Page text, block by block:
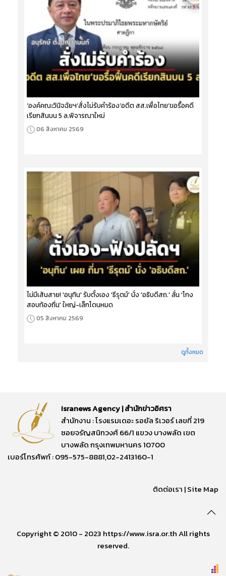
‘องค์คณะวินิจฉัยฯ’สั่งไม่รับคำร้อง‘อดีต สส.เพื่อไทย’ขอรื้อคดี
เรียกสินบน 5 ล.พิจารณาใหม่
06 สิงหาคม 2569
ไม่มีเส้นสาย! 'อนุทิน' รับตั้งเอง 'ธีรุตม์' นั่ง 'อธิบดีสถ.' ลั่น 'โกง
สอบท้องถิ่น' ใหญ่-เล็กโดนหมด
05 สิงหาคม 2569
ดูทั้งหมด
Isranews Agency | สำนักข่าวอิศรา
สำนักงาน : โรงแรมเดอะ รอยัล ริเวอร์ เลขที่ 219
ซอยจรัญสนิทวงศ์ 66/1 แขวง บางพลัด เขต
บางพลัด กรุงเทพมหานคร 10700
เบอร์โทรศัพท์ : 095-575-8881,02-2413160-1
ติดต่อเรา |Site Map
Copyright © 2010 - 2023 https://www.isra.or.th All rights
reserved.